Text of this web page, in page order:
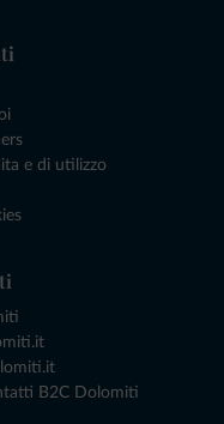
e di utilizzo
B2C Dolomiti